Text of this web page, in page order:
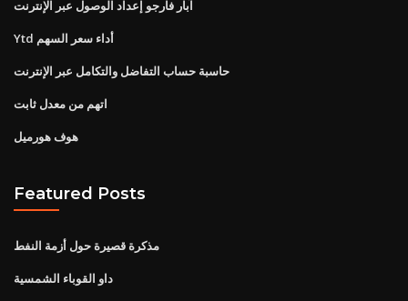
آبار فارجو إعداد الوصول عبر الإنترنت
Ytd أداء سعر السهم
حاسبة حساب التفاضل والتكامل عبر الإنترنت
اتهم من معدل ثابت
هوف هورميل
Featured Posts
مذكرة قصيرة حول أزمة النفط
داو القوباء الشمسية